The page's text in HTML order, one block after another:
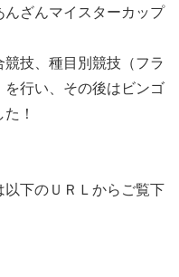
ざんマイスターカップ
技、種目別競技（フラ
行い、その後はビンゴ
！
下のＵＲＬからご覧下